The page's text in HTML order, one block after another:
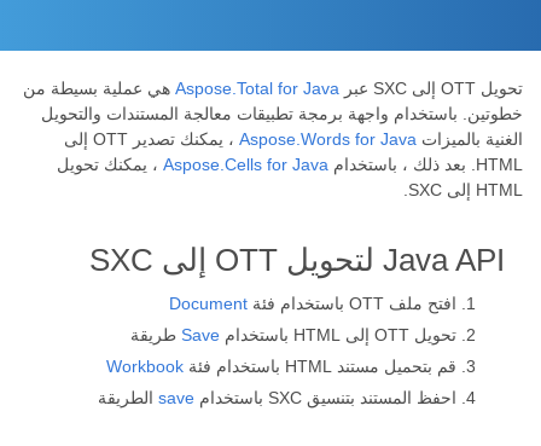
تحويل OTT إلى SXC عبر Aspose.Total for Java هي عملية بسيطة من
خطوتين. باستخدام واجهة برمجة تطبيقات معالجة المستندات والتحويل
الغنية بالميزات Aspose.Words for Java
، يمكنك تصدير OTT إلى
HTML. بعد ذلك ، باستخدام
Aspose.Cells for Java ، يمكنك تحويل
HTML إلى SXC.
Java API لتحويل OTT إلى SXC
افتح ملف OTT باستخدام فئة
Document
تحويل OTT إلى HTML باستخدام
Save طريقة
قم بتحميل مستند HTML باستخدام فئة
Workbook
احفظ المستند بتنسيق SXC باستخدام
save الطريقة